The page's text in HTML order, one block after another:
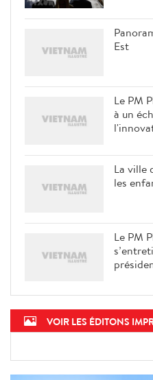
Est
Le PM
à un
La ville
les
Le PM
VOIR LES ÉDITONS